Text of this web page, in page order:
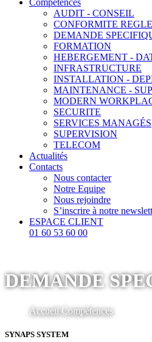
Compétences
AUDIT - CONSEIL
CONFORMITE
DEMANDE
FORMATION
HEBERGEMENT -
INFRASTRUCTURE
INSTALLATION -
MAINTENANCE -
MODERN
SECURITE
SERVICES MANAGÉS
SUPERVISION
TELECOM
Actualités
Contacts
Nous contacter
Notre Equipe
Nous rejoindre
S’inscrire à notre
ESPACE CLIENT
01 60 53 60 00
DEMANDE
AccueilCompétences
SYNAPS SYSTEM